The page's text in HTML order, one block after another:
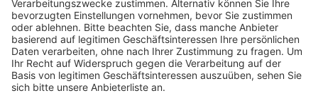
Anzeige
Ein Schwerpunkt sind laut den Veranstaltern kreative
Arbeiten an vielen Ständen, zum Beispiel gestickte